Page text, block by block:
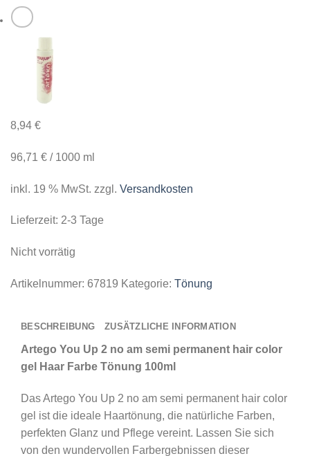
8,94 €
96,71 € / 1000 ml
inkl. 19 % MwSt. zzgl. Versandkosten
Lieferzeit: 2-3 Tage
Nicht vorrätig
Artikelnummer: 67819 Kategorie: Tönung
BESCHREIBUNG ZUSÄTZLICHE INFORMATION
Artego You Up 2 no am semi permanent hair color
gel Haar Farbe Tönung 100ml
Das Artego You Up 2 no am semi permanent hair color
gel ist die ideale Haartönung, die natürliche Farben,
perfekten Glanz und Pflege vereint. Lassen Sie sich
von den wundervollen Farbergebnissen dieser